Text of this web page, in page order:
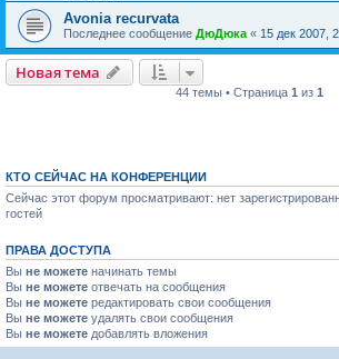
Avonia recurvata
Последнее сообщение ДюДюка « 15 дек 2007,
Новая тема
44 темы • Страница 1 из 1
КТО СЕЙЧАС НА КОНФЕРЕНЦИИ
Сейчас этот форум просматривают: нет
гостей
ПРАВА ДОСТУПА
Вы не можете начинать темы
Вы не можете отвечать на сообщения
Вы не можете редактировать свои сообщения
Вы не можете удалять свои сообщения
Вы не можете добавлять вложения